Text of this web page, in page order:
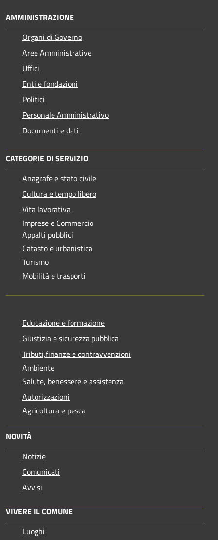
AMMINISTRAZIONE
Organi di Governo
Aree Amministrative
Uffici
Enti e fondazioni
Politici
Personale Amministrativo
Documenti e dati
CATEGORIE DI SERVIZIO
Anagrafe e stato civile
Cultura e tempo libero
Vita lavorativa
Imprese e Commercio
Appalti pubblici
Catasto e urbanistica
Turismo
Mobilità e trasporti
Educazione e formazione
Giustizia e sicurezza pubblica
Tributi,finanze e contravvenzioni
Ambiente
Salute, benessere e assistenza
Autorizzazioni
Agricoltura e pesca
NOVITÀ
Notizie
Comunicati
Avvisi
VIVERE IL COMUNE
Luoghi